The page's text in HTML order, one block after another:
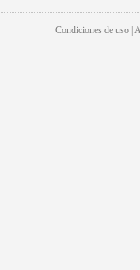
Condiciones de uso |